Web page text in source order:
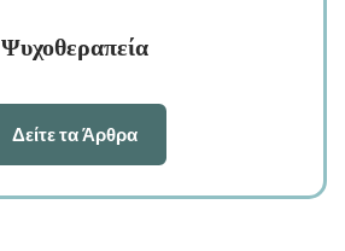
Ψυχοθεραπεία
Δείτε τα Άρθρα